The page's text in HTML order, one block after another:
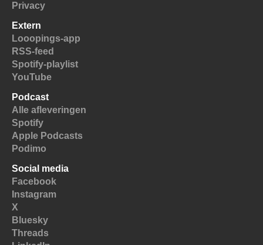
Privacy
Extern
Looopings-app
RSS-feed
Spotify-playlist
YouTube
Podcast
Alle afleveringen
Spotify
Apple Podcasts
Podimo
Social media
Facebook
Instagram
X
Bluesky
Threads